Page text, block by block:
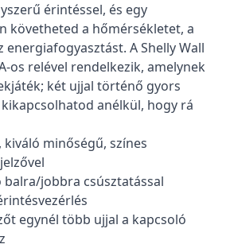
érintéssel, és egy
követheted a hőmérsékletet, a
A Shelly Wall
os relével rendelkezik, amelynek
két ujjal történő gyors
anélkül, hogy rá
kiváló minőségű, színes
balra/jobbra csúsztatással
egynél több ujjal a kapcsoló